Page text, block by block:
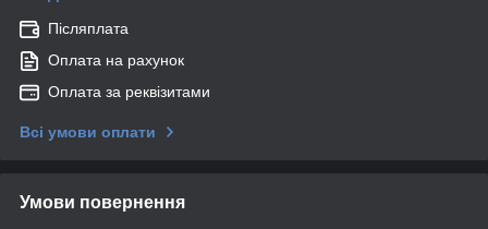
Післяплата
Оплата на рахунок
Оплата за реквізитами
Всі умови оплати
Умови повернення